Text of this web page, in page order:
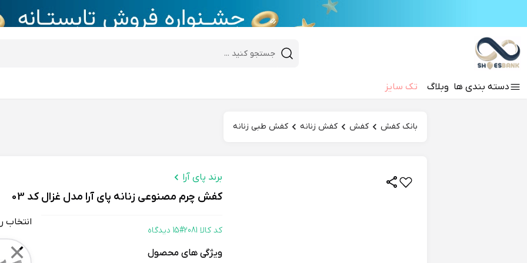
desktop header search
دسته‌ بندی‌ ها وبلاگ تک سایزHi there!
بانک کفش کفش کفش زنانه کفش طبی زنانه
برند پای آرا
کفش چرم مصنوعی زنانه پای آرا مدل غزال کد 03
کد کالا 2081# 15 دیدگاه
ویژگی های محصول
انتخاب
Color
✕